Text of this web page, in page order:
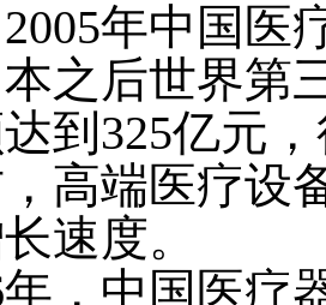
年中国医疗
之后世界第
到325亿元
高端医疗设
速度。
年，中国医疗